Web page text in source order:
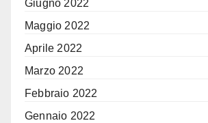
Giugno 2022
Maggio 2022
Aprile 2022
Marzo 2022
Febbraio 2022
Gennaio 2022